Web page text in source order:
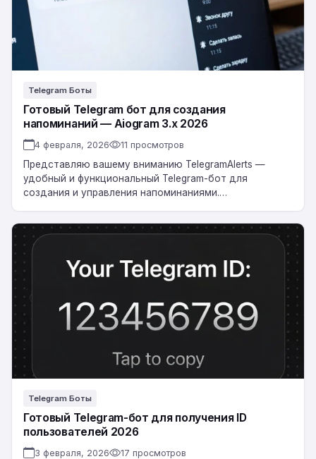
напоминаний
Aiogram
Telegram Боты
Готовый Telegram бот для создания
напоминаний — Aiogram 3.x 2026
4 февраля, 2026 11 просмотров
Представляю вашему вниманию TelegramAlerts —
удобный и функциональный Telegram-бот для
создания и управления напоминаниями.
повторяющиеся задачи.
Основные возможности
Скачать бота
Не…
Готовый
Telegram-
бот
для
получения
ID
пользователей
2026
Telegram Боты
Готовый Telegram-бот для получения ID
пользователей 2026
3 февраля, 2026 17 просмотров